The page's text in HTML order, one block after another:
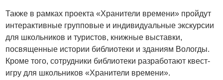
Также в рамках проекта «Хранители времени» пройдут
интерактивные групповые и индивидуальные экскурсии
для школьников и туристов, книжные выставки,
посвященные истории библиотеки и зданиям Вологды.
Кроме того, сотрудники библиотеки разработают квест-
игру для школьников «Хранители времени».